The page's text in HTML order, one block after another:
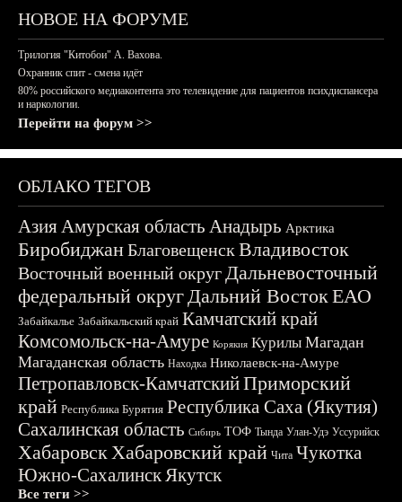
НОВОЕ НА ФОРУМЕ
Трилогия "Китобои" А. Вахова.
Охранник спит - смена идёт
80% российского медиаконтента это телевидение для пациентов психдиспансера
и наркологии.
Перейти на форум >>
ОБЛАКО ТЕГОВ
АзияАмурская область Анадырь Арктика
БиробиджанБлаговещенскВладивосток
Восточный военный округДальневосточный
федеральный округДальний ВостокЕАО
Забайкалье Забайкальский край Камчатский край
Комсомольск-на-Амуре Корякия Курилы Магадан
Магаданская область Находка Николаевск-на-Амуре
Петропавловск-КамчатскийПриморский
край Республика Бурятия Республика Саха (Якутия)
Сахалинская область Сибирь ТОФ Тында Улан-Удэ Уссурийск
ХабаровскХабаровский край Чита Чукотка
Южно-СахалинскЯкутск
Все теги >>